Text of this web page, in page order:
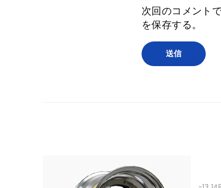
次回のコメント
を保存する。